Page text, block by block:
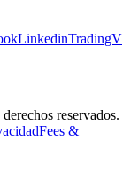
LinkedinTradingV
reservados.
Fees &